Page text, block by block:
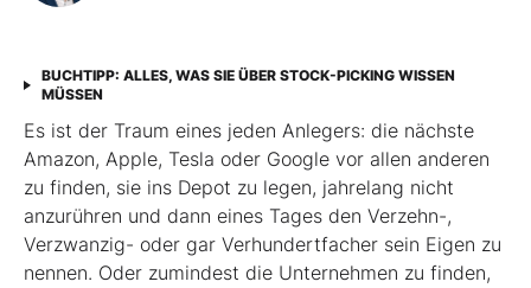
BUCHTIPP: ALLES, WAS SIE ÜBER STOCK-PICKING WISSEN
MÜSSEN
Es ist der Traum eines jeden Anlegers: die nächste
Amazon, Apple, Tesla oder Google vor allen anderen
zu finden, sie ins Depot zu legen, jahrelang nicht
anzurühren und dann eines Tages den Verzehn-,
Verzwanzig- oder gar Verhundertfacher sein Eigen zu
nennen. Oder zumindest die Unternehmen zu finden,